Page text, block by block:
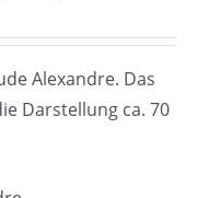
Alexandre. Das
Darstellung ca. 70